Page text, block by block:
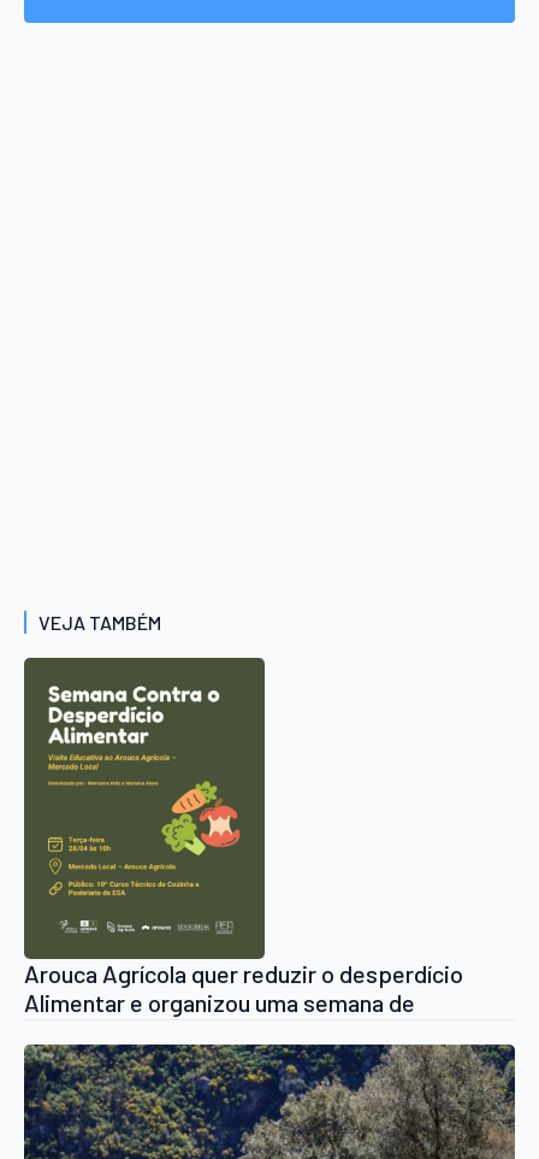
VEJA TAMBÉM
Arouca Agrícola quer reduzir o desperdício
Alimentar e organizou uma semana de
Mercado local